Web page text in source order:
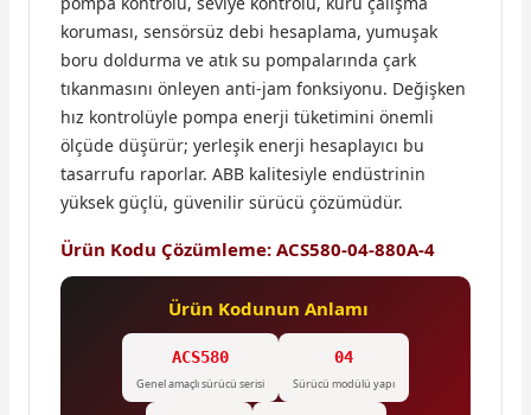
koruması, sensörsüz debi hesaplama, yumuşak
boru doldurma ve atık su pompalarında çark
tıkanmasını önleyen anti-jam fonksiyonu. Değişken
hız kontrolüyle pompa enerji tüketimini önemli
ölçüde düşürür; yerleşik enerji hesaplayıcı bu
tasarrufu raporlar. ABB kalitesiyle endüstrinin
yüksek güçlü, güvenilir sürücü çözümüdür.
Ürün Kodu Çözümleme: ACS580-04-880A-4
Ürün Kodunun Anlamı
ACS580
Genel amaçlı sürücü serisi
04
Sürücü modülü yapı